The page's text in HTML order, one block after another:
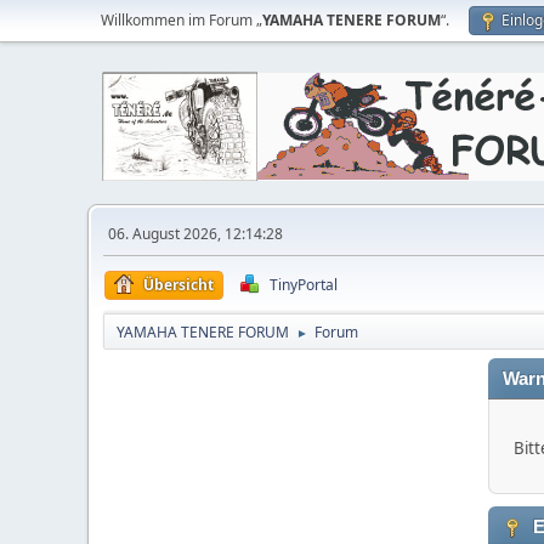
Willkommen im Forum „YAMAHA TENERE FORUM“.
06. August 2026, 12:14:28
Übersicht TinyPortal
YAMAHA TENERE FORUM ► Forum